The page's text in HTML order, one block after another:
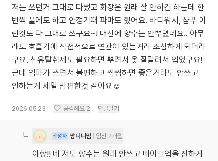
저는 쓰던거 그대로 다썼고 화장은 원래 잘 안하긴 하는데 한
번씩 풀메도 하고 안정기때 파마도 했어요. 바디워시, 샴푸 이
런것도 다 그대로 쓰구요~! 대신에 향수는 안뿌렸네요.. 아무
래도 호흡기에 직접적으로 연관이 있는거라 조심하게 되더라
구요. 섬유탈취제도 필요하면 뿌려서 옷 잘말려서 입었구요!
근데 엄마가 쓰면서 불편하고 찜찜하면 좋은거라도 안쓰고
안하는게 제일 맘편한것 같아요☺️
2026.05.23 공감해요 2 답글달기
작성자 맘니니맘 임신 2개월
아항!! 네 저도 향수는 원래 안쓰고 메이크업을 진하게